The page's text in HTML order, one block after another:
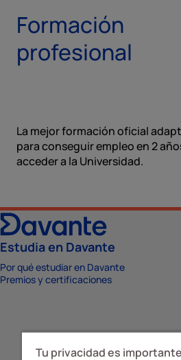
Formación
profesional
La mejor formación oficial
para conseguir empleo en 2
acceder a la Universidad.
Estudia en Davante
Por qué estudiar en Davante
Premios y certificaciones
Tu privacidad es